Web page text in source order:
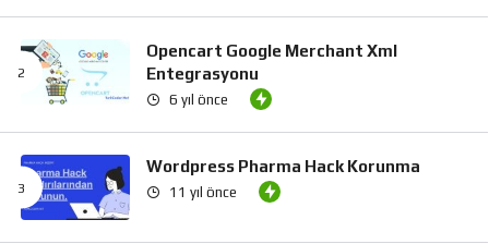
Opencart Google Merchant Xml
Entegrasyonu
6 yıl önce
Wordpress Pharma Hack Korunma
11 yıl önce